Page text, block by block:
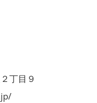
丁目９